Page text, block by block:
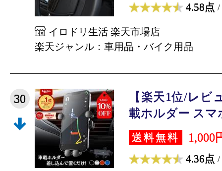
4.58点 /
イロドリ生活 楽天市場店
楽天ジャンル：車用品・バイク用品
30
【楽天1位/レビ
載ホルダー スマ
送料無料 1,000
4.36点 /